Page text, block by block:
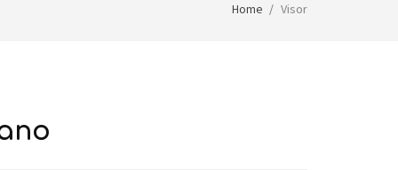
Home Visor